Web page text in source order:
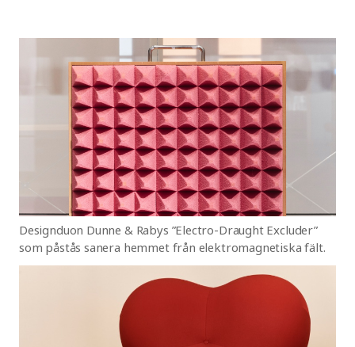
Designduon Dunne & Rabys ”Electro-Draught Excluder”
som påstås sanera hemmet från elektromagnetiska fält.